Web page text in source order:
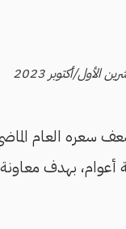
العام
بهدف